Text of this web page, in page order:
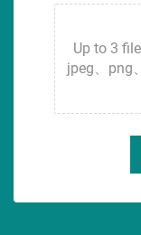
Up to 3
jpeg、png